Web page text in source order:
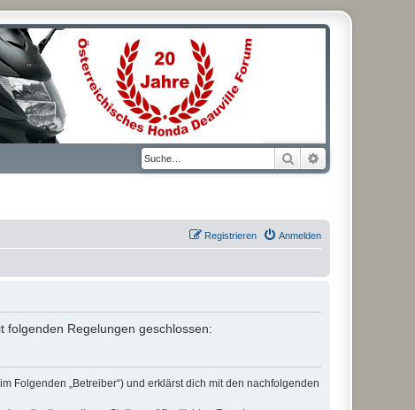
Suche
Anmelden
Registrieren
folgenden Regelungen geschlossen:
Folgenden „Betreiber“) und erklärst dich mit den nachfolgenden